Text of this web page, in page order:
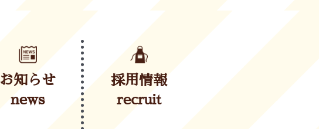
お知らせ
news
採用情報
recruit